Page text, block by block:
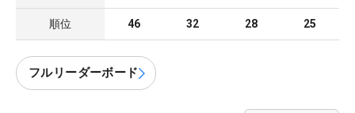
順位 46 32 28 25
フルリーダーボード